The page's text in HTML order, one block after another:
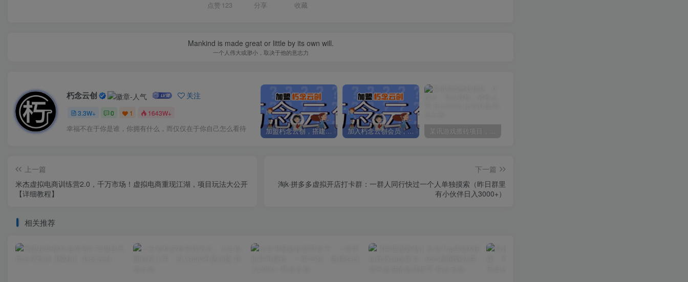
点赞 123 分享 收藏
Mankind is made great or little by its own will.
一个人伟大或渺小，取决于他的意志力
朽念云创 关注
3.3W+ 0 1 1643W+
幸福不在于你是谁，你拥有什么，而仅仅在于你自己怎么看待 加盟朽念云创，搭建同款项目资源站，实现日入2000+ 加入朽念云创会员，全站资源免费学习。 某讯游戏搬砖项目，0投入，可以挂机，轻松上手,月入3000+上不封顶
上一篇
米杰虚拟电商训练营2.0，千万市场！虚拟电商重现江湖，项目玩法大公开
【详细教程】
下一篇
淘k·拼多多虚拟开店打卡群：一群人同行快过一个人单独摸索（昨日群里
有小伙伴日入3000+）
相关推荐